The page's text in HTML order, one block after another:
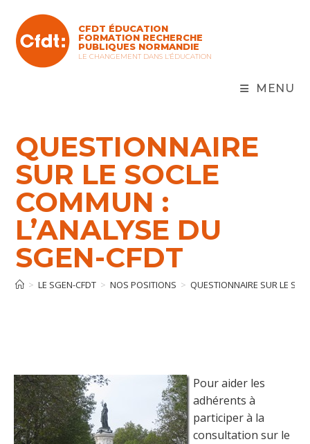
content
CFDT ÉDUCATION
FORMATION RECHERCHE
PUBLIQUES NORMANDIE
LE CHANGEMENT DANS L'ÉDUCATION
MENU
QUESTIONNAIRE
SUR LE SOCLE
COMMUN :
L’ANALYSE DU
SGEN-CFDT
> LE SGEN-CFDT > NOS POSITIONS > QUESTIONNAIRE SUR LE
Pour aider les
adhérents à
participer à la
consultation sur le